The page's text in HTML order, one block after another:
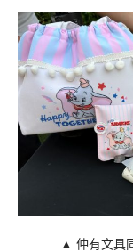
▲ 仲有文具